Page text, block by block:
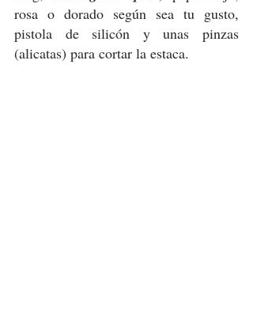
rosa o dorado según sea tu gusto,
pistola de silicón y unas pinzas
(alicatas) para cortar la estaca.